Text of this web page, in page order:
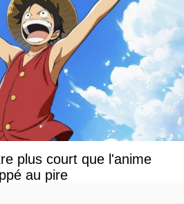
plus court que l'anime
au pire